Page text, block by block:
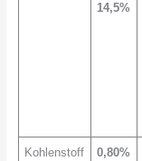
14,5%
Kohlenstoff 0,80%